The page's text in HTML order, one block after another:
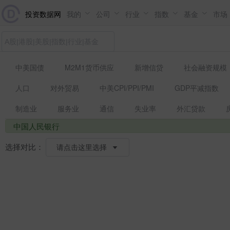
投资数据网 我的 公司 行业 指数 基金 市场
中美国债 M2M1货币供应 新增信贷
社会融资规模
人口
对外贸易 中美CPI/PPI/PMI
GDP平减指数
制造业
服务业 通信 失业率 外汇贷款
中国人民银行
选择对比：
请点击这里选择